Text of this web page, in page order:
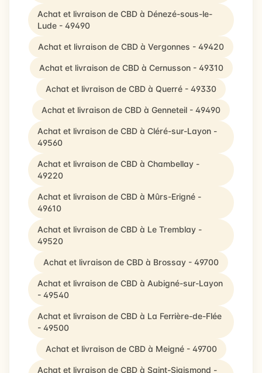
Achat et livraison de CBD à Dénezé-sous-le-
Lude - 49490
Achat et livraison de CBD à Vergonnes - 49420
Achat et livraison de CBD à Cernusson - 49310
Achat et livraison de CBD à Querré - 49330
Achat et livraison de CBD à Genneteil - 49490
Achat et livraison de CBD à Cléré-sur-Layon -
49560
Achat et livraison de CBD à Chambellay -
49220
Achat et livraison de CBD à Mûrs-Erigné -
49610
Achat et livraison de CBD à Le Tremblay -
49520
Achat et livraison de CBD à Brossay - 49700
Achat et livraison de CBD à Aubigné-sur-Layon
- 49540
Achat et livraison de CBD à La Ferrière-de-Flée
- 49500
Achat et livraison de CBD à Meigné - 49700
Achat et livraison de CBD à Saint-Sigismond -